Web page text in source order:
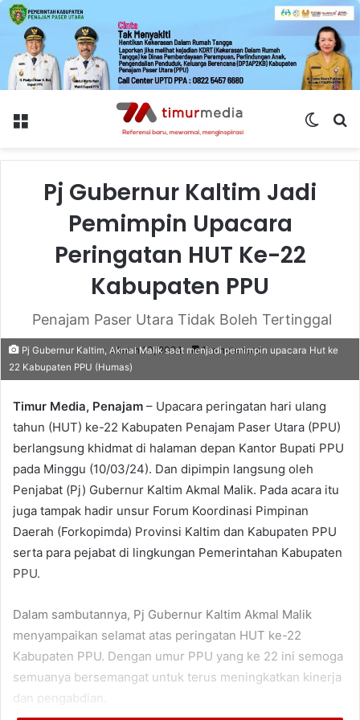
Menu
Switch
Pj Gubernur Kaltim Jadi
Pemimpin Upacara
Peringatan HUT Ke-22
Kabupaten PPU
Penajam Paser Utara Tidak Boleh Tertinggal
March 10, 2024 1 minute read
Pj Gubernur Kaltim, Akmal Malik saat menjadi pemimpin upacara Hut ke
22 Kabupaten PPU (Humas)
Timur Media, Penajam – Upacara peringatan hari ulang
tahun (HUT) ke-22 Kabupaten Penajam Paser Utara (PPU)
berlangsung khidmat di halaman depan Kantor Bupati PPU
pada Minggu (10/03/24). Dan dipimpin langsung oleh
Penjabat (Pj) Gubernur Kaltim Akmal Malik. Pada acara itu
juga tampak hadir unsur Forum Koordinasi Pimpinan
Daerah (Forkopimda) Provinsi Kaltim dan Kabupaten PPU
serta para pejabat di lingkungan Pemerintahan Kabupaten
PPU.
Dalam sambutannya, Pj Gubernur Kaltim Akmal Malik
menyampaikan selamat atas peringatan HUT ke-22
Kabupaten PPU. Dengan umur PPU yang ke 22 ini semoga
semuanya bersemangat untuk terus meningkatkan kinerja
dan pengabdian.